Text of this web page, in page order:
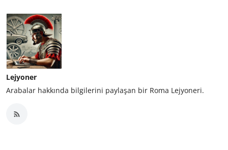
Lejyoner
Arabalar hakkında bilgilerini paylaşan bir Roma Lejyoneri.